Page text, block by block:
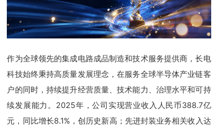
作为全球领先的集成电路成品制造和技术服务提供商，长电
科技始终秉持高质量发展理念，在服务全球半导体产业链客
户的同时，持续提升经营质量、技术能力、治理水平和可持
续发展能力。2025年，公司实现营业收入人民币388.7亿
元，同比增长8.1%，创历史新高；先进封装业务相关收入达